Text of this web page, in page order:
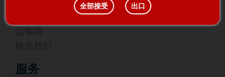
服务
全部接受 出口